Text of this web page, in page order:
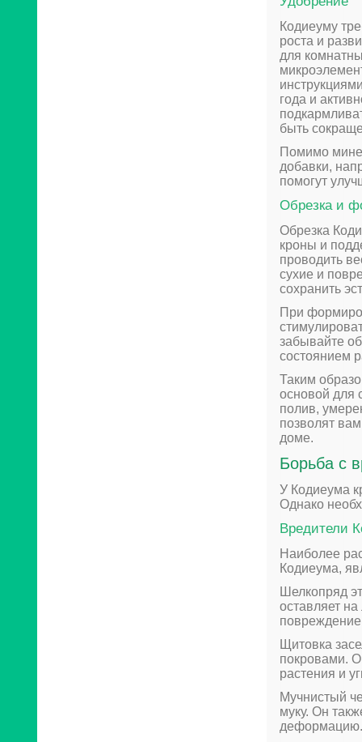
Кодиеуму
роста и
для
года и
быть
Помимо
добавки,
помогут
Обрезка и
Обрезка
кроны и
проводить
сухие и
сохранить
При
забывайте
состоянием
Таким
основой для
полив,
позволят
доме.
Борьба с
У Кодиеума
Однако
Вредители
Наиболее
Кодиеума,
Шелкопряд
оставляет
Щитовка
покровами.
растения и
Мучнистый
муку. Он
деформацию.